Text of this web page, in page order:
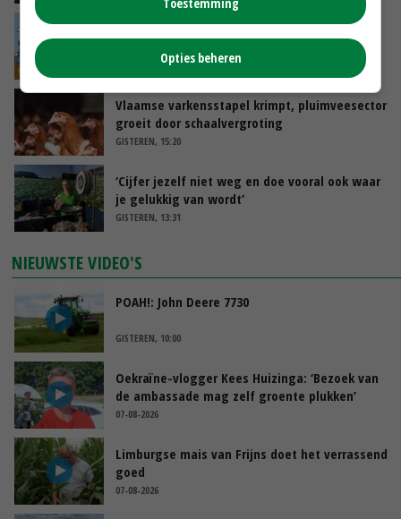
Internationale vraag naar geitenzuivel blijft
GISTEREN, 15:33
Vlaamse varkensstapel krimpt, pluimveesector
groeit door schaalvergroting
GISTEREN, 15:20
‘Cijfer jezelf niet weg en doe vooral ook waar
je gelukkig van wordt’
GISTEREN, 13:31
NIEUWSTE VIDEO'S
POAH!: John Deere 7730
GISTEREN, 10:00
Oekraïne-vlogger Kees Huizinga: ‘Bezoek van
de ambassade mag zelf groente plukken’
07-08-2026
Limburgse mais van Frijns doet het verrassend
goed
07-08-2026
Opties beheren